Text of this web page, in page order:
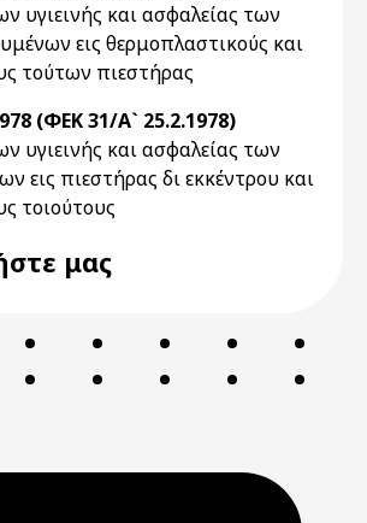
υγιεινής και ασφαλείας των
εις θερμοπλαστικούς και
τούτων πιεστήρας
(ΦΕΚ 31/Α` 25.2.1978)
υγιεινής και ασφαλείας των
εις πιεστήρας δι εκκέντρου και
τοιούτους
μας